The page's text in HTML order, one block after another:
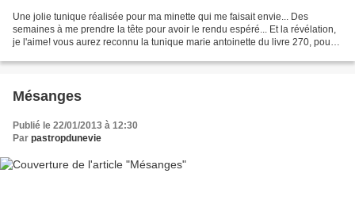
Une jolie tunique réalisée pour ma minette qui me faisait envie... Des
semaines à me prendre la tête pour avoir le rendu espéré... Et la révélation,
je l'aime! vous aurez reconnu la tunique marie antoinette du livre 270, pour
Mésanges
Publié le 22/01/2013 à 12:30
Par pastropdunevie